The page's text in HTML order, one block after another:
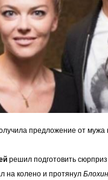
предложение от мужа
решил подготовить
на колено и протянул